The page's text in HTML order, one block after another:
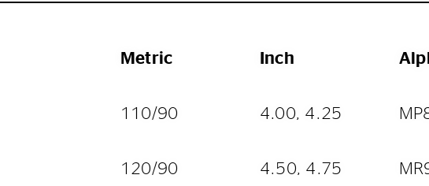
Metric Inch
110/90 4.00, 4.25
120/90 4.50, 4.75